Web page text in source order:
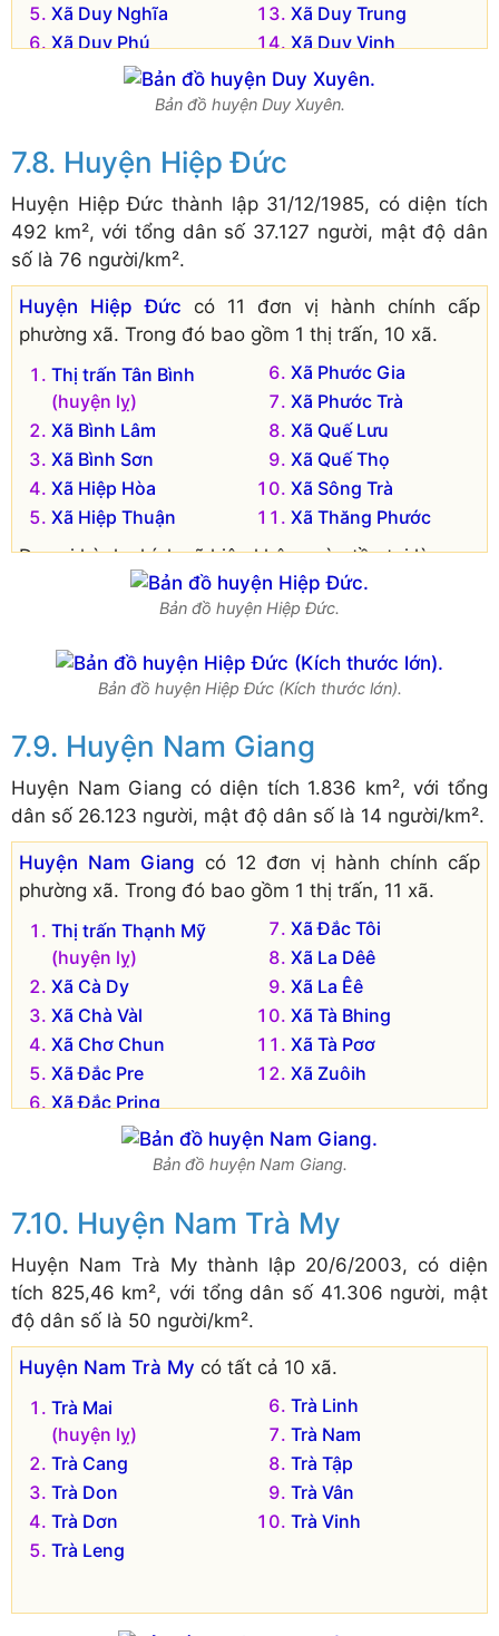
Xã Duy Nghĩa
Xã Duy Phú
Xã Duy Phước
Xã Duy Trung
Xã Duy Vinh
Bản đồ huyện Duy Xuyên.
Huyện Hiệp Đức
Huyện Hiệp Đức thành lập 31/12/1985, có diện tích
492 km², với tổng dân số 37.127 người, mật độ dân
số là 76 người/km².
Huyện Hiệp Đức có 11 đơn vị hành chính cấp
phường xã. Trong đó bao gồm 1 thị trấn, 10 xã.
Thị trấn Tân Bình
(huyện lỵ)
Xã Bình Lâm
Xã Bình Sơn
Xã Hiệp Hòa
Xã Hiệp Thuận
Xã Phước Gia
Xã Phước Trà
Xã Quế Lưu
Xã Quế Thọ
Xã Sông Trà
Xã Thăng Phước
Đơn vị hành chính cũ hiện không còn tồn tại là:
Thị trấn Tân An
Xã Quế Bình
Bản đồ huyện Hiệp Đức.
Bản đồ huyện Hiệp Đức (Kích thước lớn).
Huyện Nam Giang
Huyện Nam Giang có diện tích 1.836 km², với tổng
dân số 26.123 người, mật độ dân số là 14 người/km².
Huyện Nam Giang có 12 đơn vị hành chính cấp
phường xã. Trong đó bao gồm 1 thị trấn, 11 xã.
Thị trấn Thạnh Mỹ
(huyện lỵ)
Xã Cà Dy
Xã Chà Vàl
Xã Chơ Chun
Xã Đắc Pre
Xã Đắc Pring
Xã Đắc Tôi
Xã La Dêê
Xã La Êê
Xã Tà Bhing
Xã Tà Pơơ
Xã Zuôih
Bản đồ huyện Nam Giang.
Huyện Nam Trà My
Huyện Nam Trà My thành lập 20/6/2003, có diện
tích 825,46 km², với tổng dân số 41.306 người, mật
độ dân số là 50 người/km².
Huyện Nam Trà My có tất cả 10 xã.
Trà Mai
(huyện lỵ)
Trà Cang
Trà Don
Trà Dơn
Trà Leng
Trà Linh
Trà Nam
Trà Tập
Trà Vân
Trà Vinh